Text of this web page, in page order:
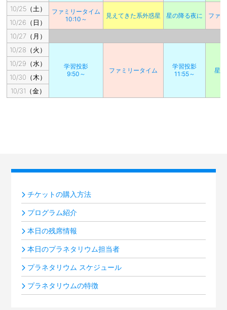
10/25（土）
ファミリータイム
10:10～
見えてきた系外惑星 星の降る夜に ファ
10/26（日）
10/27（月）
10/28（火）
学習投影
9:50～
ファミリータイム
学習投影
11:55～
星
10/29（水）
10/30（木）
10/31（金）
チケットの購入方法
プログラム紹介
本日の残席情報
本日のプラネタリウム担当者
プラネタリウム スケジュール
プラネタリウムの特徴